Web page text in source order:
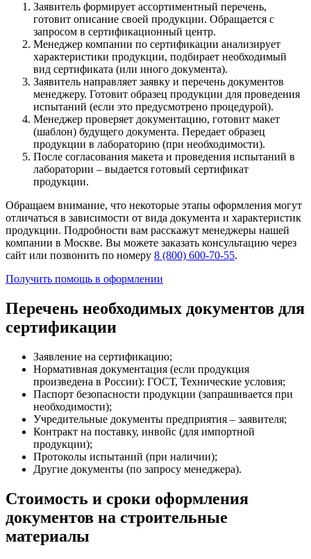
Заявитель формирует ассортиментный перечень,
готовит описание своей продукции. Обращается с
запросом в сертификационный центр.
Менеджер компании по сертификации анализирует
характеристики продукции, подбирает необходимый
вид сертификата (или иного документа).
Заявитель направляет заявку и перечень документов
менеджеру. Готовит образец продукции для проведения
испытаний (если это предусмотрено процедурой).
Менеджер проверяет документацию, готовит макет
(шаблон) будущего документа. Передает образец
продукции в лабораторию (при необходимости).
После согласования макета и проведения испытаний в
лаборатории – выдается готовый сертификат
продукции.
Обращаем внимание, что некоторые этапы оформления могут
отличаться в зависимости от вида документа и характеристик
продукции. Подробности вам расскажут менеджеры нашей
компании в Москве. Вы можете заказать консультацию через
сайт или позвонить по номеру 8 (800) 600-70-55.
Получить помощь в оформлении
Перечень необходимых документов для
сертификации
Заявление на сертификацию;
Нормативная документация (если продукция
произведена в России): ГОСТ, Технические условия;
Паспорт безопасности продукции (запрашивается при
необходимости);
Учредительные документы предприятия – заявителя;
Контракт на поставку, инвойс (для импортной
продукции);
Протоколы испытаний (при наличии);
Другие документы (по запросу менеджера).
Стоимость и сроки оформления
документов на строительные
материалы